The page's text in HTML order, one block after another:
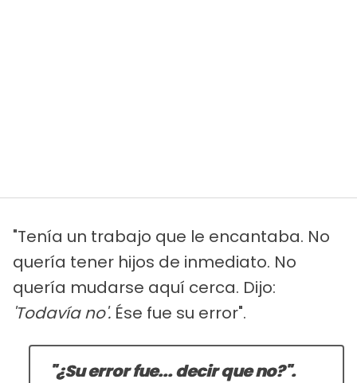
"Tenía un trabajo que le encantaba. No
quería tener hijos de inmediato. No
quería mudarse aquí cerca. Dijo:
'Todavía no'. Ése fue su error".
"¿Su error fue... decir que no?".